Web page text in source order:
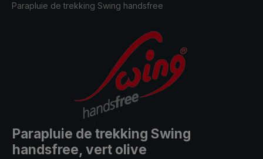
Parapluie de trekking Swing handsfree
Parapluie de trekking Swing
handsfree, vert olive